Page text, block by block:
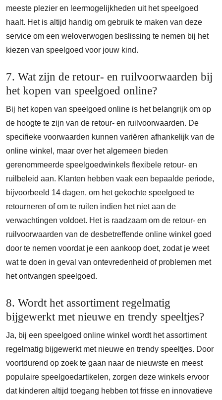
meeste plezier en leermogelijkheden uit het speelgoed
haalt. Het is altijd handig om gebruik te maken van deze
service om een weloverwogen beslissing te nemen bij het
kiezen van speelgoed voor jouw kind.
7. Wat zijn de retour- en ruilvoorwaarden bij
het kopen van speelgoed online?
Bij het kopen van speelgoed online is het belangrijk om op
de hoogte te zijn van de retour- en ruilvoorwaarden. De
specifieke voorwaarden kunnen variëren afhankelijk van de
online winkel, maar over het algemeen bieden
gerenommeerde speelgoedwinkels flexibele retour- en
ruilbeleid aan. Klanten hebben vaak een bepaalde periode,
bijvoorbeeld 14 dagen, om het gekochte speelgoed te
retourneren of om te ruilen indien het niet aan de
verwachtingen voldoet. Het is raadzaam om de retour- en
ruilvoorwaarden van de desbetreffende online winkel goed
door te nemen voordat je een aankoop doet, zodat je weet
wat te doen in geval van ontevredenheid of problemen met
het ontvangen speelgoed.
8. Wordt het assortiment regelmatig
bijgewerkt met nieuwe en trendy speeltjes?
Ja, bij een speelgoed online winkel wordt het assortiment
regelmatig bijgewerkt met nieuwe en trendy speeltjes. Door
voortdurend op zoek te gaan naar de nieuwste en meest
populaire speelgoedartikelen, zorgen deze winkels ervoor
dat kinderen altijd toegang hebben tot frisse en innovatieve